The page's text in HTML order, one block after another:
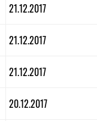
21.12.2017
21.12.2017
21.12.2017
20.12.2017